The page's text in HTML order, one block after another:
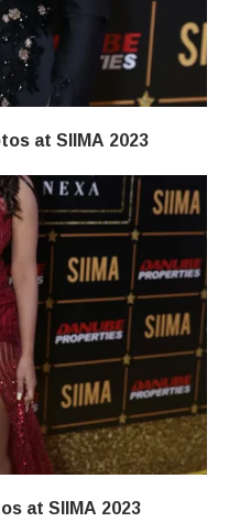
at SIIMA 2023
at SIIMA 2023